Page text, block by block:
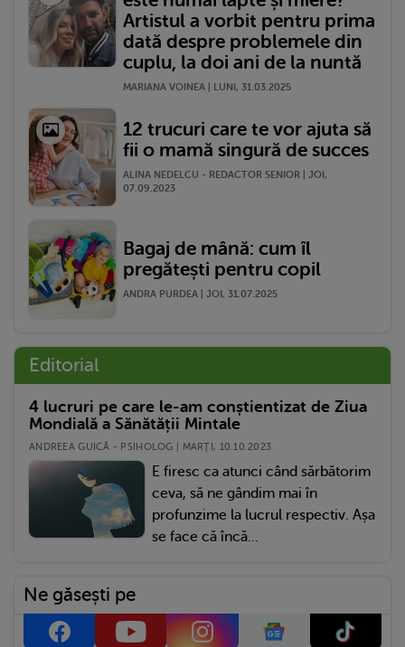
Artistul a vorbit pentru prima
dată despre problemele din
cuplu, la doi ani de la nuntă
MARIANA VOINEA | LUNI, 31.03.2025
12 trucuri care te vor ajuta să
fii o mamă singură de succes
ALINA NEDELCU - REDACTOR SENIOR | JOI,
07.09.2023
Bagaj de mână: cum îl
pregătești pentru copil
ANDRA PURDEA | JOI, 31.07.2025
Editorial
4 lucruri pe care le-am conștientizat de Ziua
Mondială a Sănătății Mintale
ANDREEA GUICĂ - PSIHOLOG | MARŢI, 10.10.2023
E firesc ca atunci când sărbătorim
ceva, să ne gândim mai în
profunzime la lucrul respectiv. Așa
se face că încă...
Ne găsești pe